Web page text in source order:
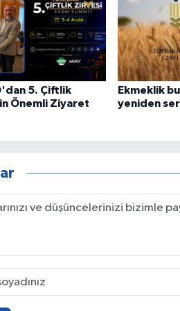
5. Çiftlik
Önemli Ziyaret
Ekmeklik
yeniden